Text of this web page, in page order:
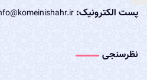
پست الکترونیک:
نظرسنجی